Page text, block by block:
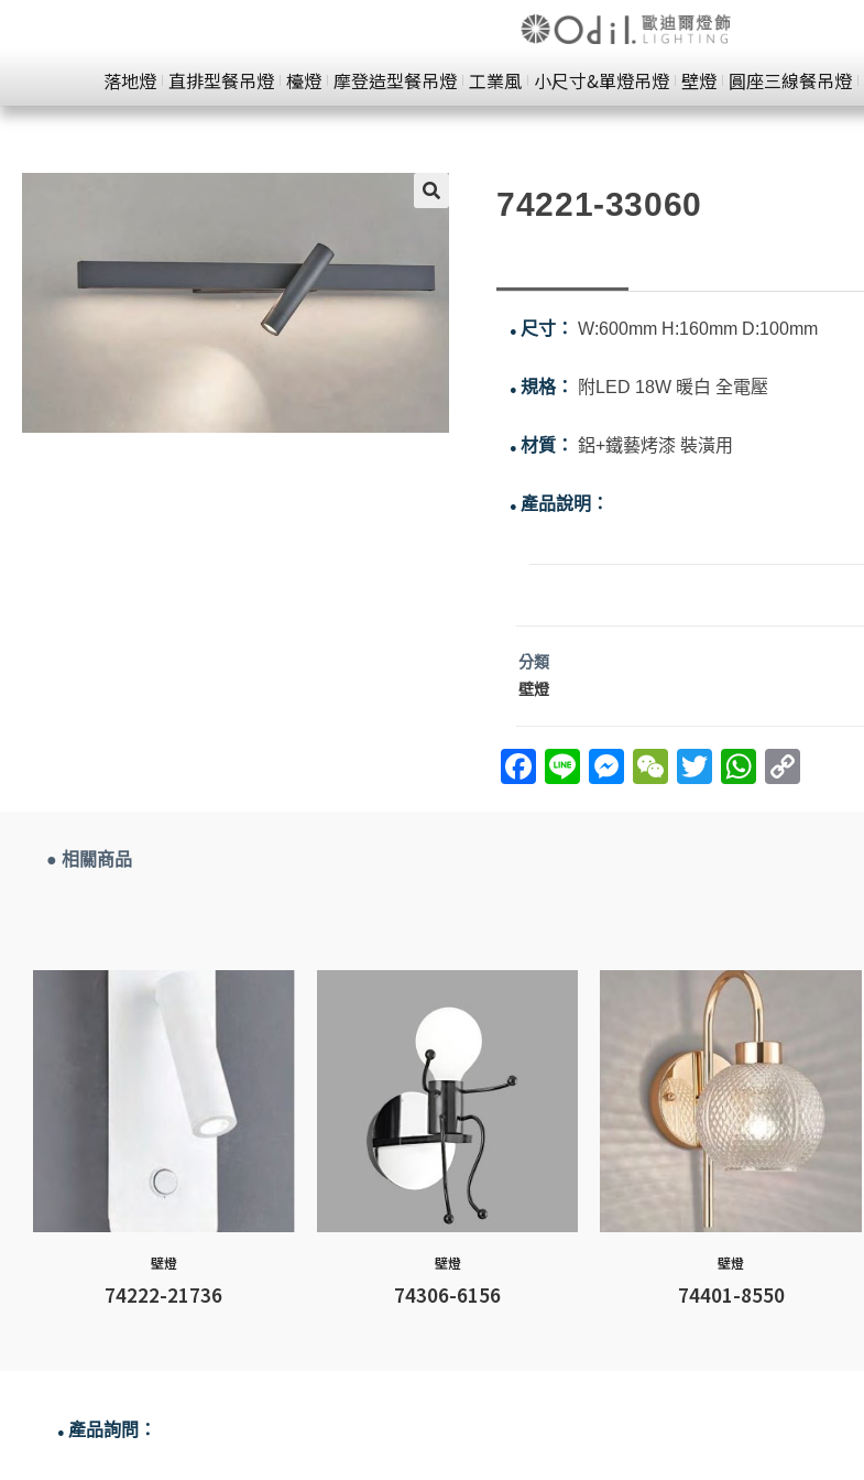
落地燈 直排型餐吊燈 檯燈 摩登造型餐吊燈 工業風 小尺寸&單燈吊燈 壁燈 圓座三線餐吊燈
74221-33060
● 尺寸：W:600mm H:160mm D:100mm
● 規格： 附LED 18W 暖白 全電壓
● 材質：鋁+鐵藝烤漆 裝潢用
● 產品說明：
分類
壁燈
F
a
k
Li
n
M
es
W
e
T
w
W
h
p k
● 相關商品
壁燈
74222-21736
壁燈
74306-6156
壁燈
74401-8550
● 產品詢問：